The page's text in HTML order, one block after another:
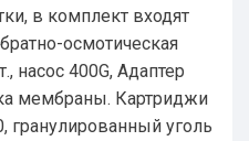
в комплект входят
осмотическая
насос 400G, Адаптер
мембраны. Картриджи
уголь